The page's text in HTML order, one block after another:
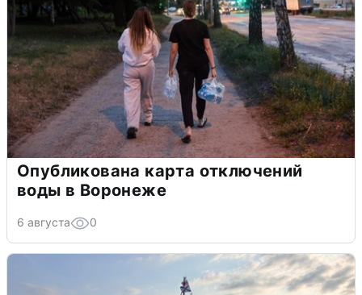
Опубликована карта отключений
воды в Воронеже
6 августа 0